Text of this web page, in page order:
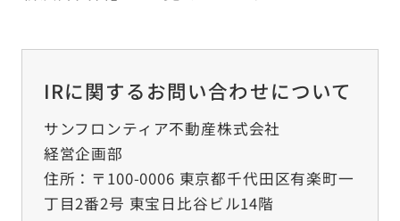
IRに関するお問い合わせについて
サンフロンティア不動産株式会社
経営企画部
住所：〒100-0006 東京都千代田区有楽町一
丁目2番2号 東宝日比谷ビル14階